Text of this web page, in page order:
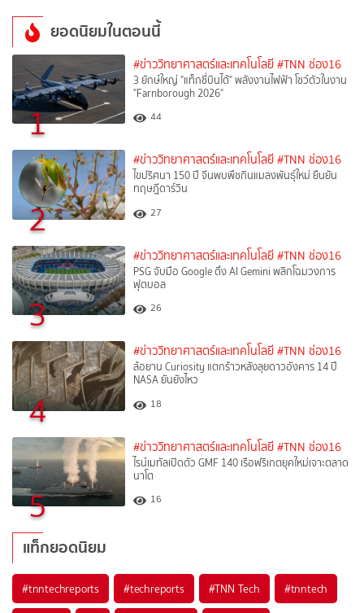
ยอดนิยมในตอนนี้
1
#ข่าววิทยาศาสตร์และเทคโนโลยี #TNN ช่อง16
3 ยักษ์ใหญ่ "แท็กซี่บินได้" พลังงานไฟฟ้า โชว์ตัวในงาน
"Farnborough 2026"
44
2
#ข่าววิทยาศาสตร์และเทคโนโลยี #TNN ช่อง16
ไขปริศนา 150 ปี จีนพบพืชกินแมลงพันธุ์ใหม่ ยืนยัน
ทฤษฎีดาร์วิน
27
3
#ข่าววิทยาศาสตร์และเทคโนโลยี #TNN ช่อง16
PSG จับมือ Google ดึง AI Gemini พลิกโฉมวงการ
ฟุตบอล
26
4
#ข่าววิทยาศาสตร์และเทคโนโลยี #TNN ช่อง16
ล้อยาน Curiosity แตกร้าวหลังลุยดาวอังคาร 14 ปี
NASA ยันยังไหว
18
5
#ข่าววิทยาศาสตร์และเทคโนโลยี #TNN ช่อง16
ไรน์เมทัลเปิดตัว GMF 140 เรือฟริเกตยุคใหม่เจาะตลาด
นาโต
16
แท็กยอดนิยม
#tnntechreports #techreports #TNN Tech #tnntech